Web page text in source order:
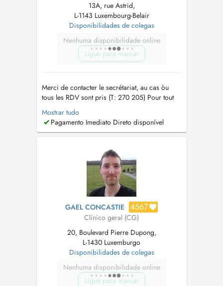
13A, rue Astrid,
L-1143 Luxembourg-Belair
Disponibilidades de colegas
Nenhuma disponibilidade online
Ligue para marcar
Merci de contacter le secrétariat, au cas òu
tous les RDV sont pris (T: 270 205) Pour tout
RDV un supplément d'honoraire pour
convenance personnelle sera demandé. Tout
RDV non décommandé 24 hrs en avance sera
comptables, le paiement de la consultation doit
Mostrar tudo
Pagamento Imediato Direto disponível
GAEL CONCASTIE 4567
Clínico geral (CG)
20, Boulevard Pierre Dupong,
L-1430 Luxemburgo
Disponibilidades de colegas
Nenhuma disponibilidade online
Ligue para marcar